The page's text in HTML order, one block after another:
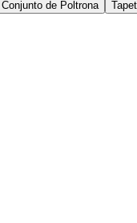
Conjunto de Poltrona